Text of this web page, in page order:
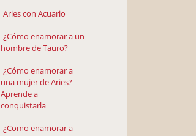
Aries con Acuario
¿Cómo enamorar a un
hombre de Tauro?
¿Cómo enamorar a
una mujer de Aries?
Aprende a
conquistarla
¿Como enamorar a